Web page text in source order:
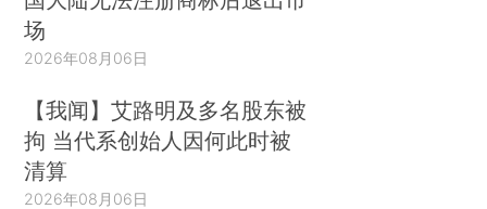
场
2026年08月06日
【我闻】艾路明及多名股东被
拘 当代系创始人因何此时被
清算
2026年08月06日